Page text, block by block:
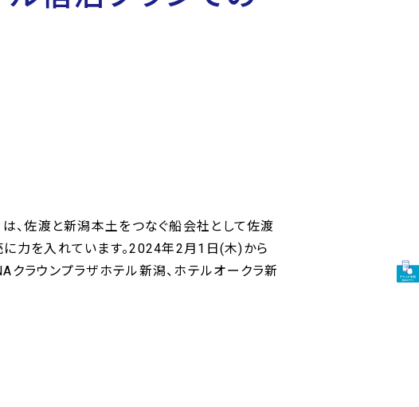
、佐渡と新潟本土をつなぐ船会社として佐渡
力を入れています。2024年2月1日(木)から
クラウンプラザホテル新潟、ホテルオークラ新